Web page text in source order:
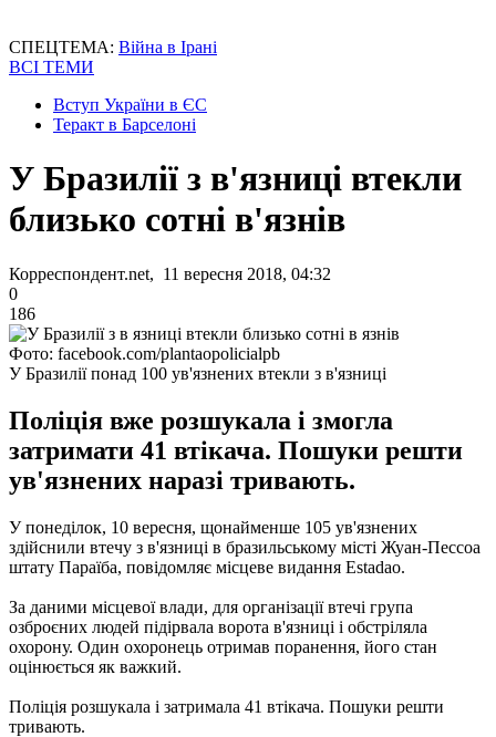
СПЕЦТЕМА: Війна в Ірані
ВСІ ТЕМИ
Вступ України в ЄС
Теракт в Барселоні
У Бразилії з в'язниці втекли
близько сотні в'язнів
Корреспондент.net, 11 вересня 2018, 04:32
0
186
Фото: facebook.com/plantaopolicialpb
У Бразилії понад 100 ув'язнених втекли з в'язниці
Поліція вже розшукала і змогла
затримати 41 втікача. Пошуки решти
ув'язнених наразі тривають.
У понеділок, 10 вересня, щонайменше 105 ув'язнених
здійснили втечу з в'язниці в бразильському місті Жуан-Пессоа
штату Параїба, повідомляє місцеве видання Еstadao.
За даними місцевої влади, для організації втечі група
озброєних людей підірвала ворота в'язниці і обстріляла
охорону. Один охоронець отримав поранення, його стан
оцінюється як важкий.
Поліція розшукала і затримала 41 втікача. Пошуки решти
тривають.